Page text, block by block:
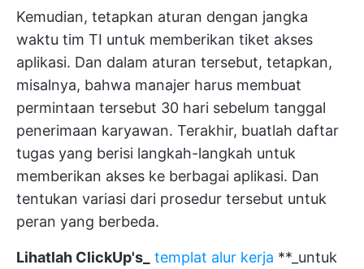
Kemudian, tetapkan aturan dengan jangka
waktu tim TI untuk memberikan tiket akses
aplikasi. Dan dalam aturan tersebut, tetapkan,
misalnya, bahwa manajer harus membuat
permintaan tersebut 30 hari sebelum tanggal
penerimaan karyawan. Terakhir, buatlah daftar
tugas yang berisi langkah-langkah untuk
memberikan akses ke berbagai aplikasi. Dan
tentukan variasi dari prosedur tersebut untuk
peran yang berbeda.
Lihatlah ClickUp's_ templat alur kerja **_untuk